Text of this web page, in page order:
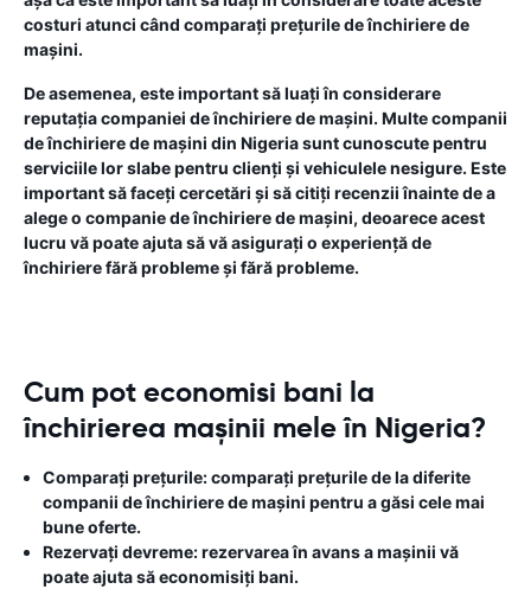
costuri atunci când comparați prețurile de închiriere de
mașini.
De asemenea, este important să luați în considerare
reputația companiei de închiriere de mașini. Multe companii
de închiriere de mașini din Nigeria sunt cunoscute pentru
serviciile lor slabe pentru clienți și vehiculele nesigure. Este
important să faceți cercetări și să citiți recenzii înainte de a
alege o companie de închiriere de mașini, deoarece acest
lucru vă poate ajuta să vă asigurați o experiență de
închiriere fără probleme și fără probleme.
Cum pot economisi bani la
închirierea mașinii mele în Nigeria?
Comparați prețurile:comparați prețurile de la diferite
companii de închiriere de mașini pentru a găsi cele mai
bune oferte.
Rezervați devreme:rezervarea în avans a mașinii vă
poate ajuta să economisiți bani.